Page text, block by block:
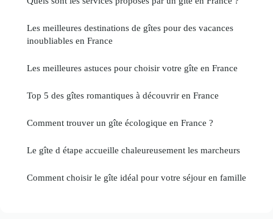
Les meilleures destinations de gîtes pour des vacances
inoubliables en France
Les meilleures astuces pour choisir votre gîte en France
Top 5 des gîtes romantiques à découvrir en France
Comment trouver un gîte écologique en France ?
Le gîte d étape accueille chaleureusement les marcheurs
Comment choisir le gîte idéal pour votre séjour en famille